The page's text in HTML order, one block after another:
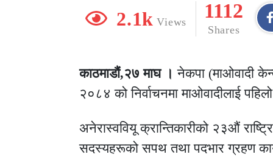
2.1k Views
1112
Shares
काठमाडौं,२७ माघ । नेकपा (माओवादी
२०८४ को निर्वाचनमा माओवादीलाई
अनेरास्ववियू क्रान्तिकारीको २३औं
सदस्यहरूको सपथ तथा पदभार ग्रहण